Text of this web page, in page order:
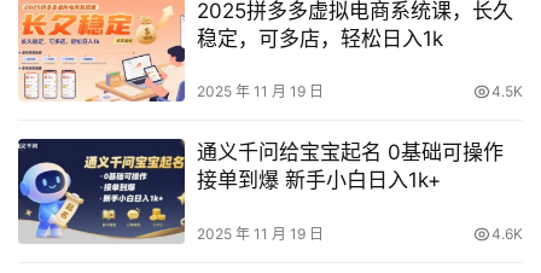
2025拼多多虚拟电商系统课，长久
稳定，可多店，轻松日入1k
2025 年 11 月 19 日 4.5K
通义千问给宝宝起名 0基础可操作
接单到爆 新手小白日入1k+
2025 年 11 月 19 日 4.6K